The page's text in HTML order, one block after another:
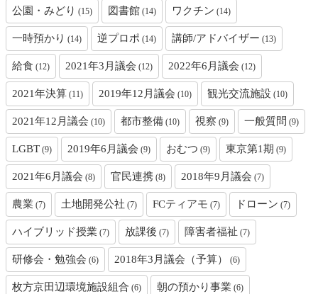
公園・みどり (15) 図書館 (14) ワクチン (14)
一時預かり (14) 逆プロポ (14) 講師/アドバイザー (13)
給食 (12) 2021年3月議会 (12) 2022年6月議会 (12)
2021年決算 (11) 2019年12月議会 (10) 観光交流施設 (10)
2021年12月議会 (10) 都市整備 (10) 視察 (9) 一般質問 (9)
LGBT (9) 2019年6月議会 (9) おむつ (9) 東京第1期 (9)
2021年6月議会 (8) 官民連携 (8) 2018年9月議会 (7)
農業 (7) 土地開発公社 (7) FCティアモ (7) ドローン (7)
ハイブリッド授業 (7) 放課後 (7) 障害者福祉 (7)
研修会・勉強会 (6) 2018年3月議会（予算） (6)
枚方京田辺環境施設組合 (6) 朝の預かり事業 (6)